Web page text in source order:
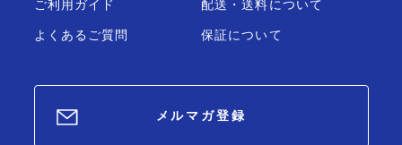
ご利用ガイド
よくあるご質問
配送・送料について
保証について
メルマガ登録